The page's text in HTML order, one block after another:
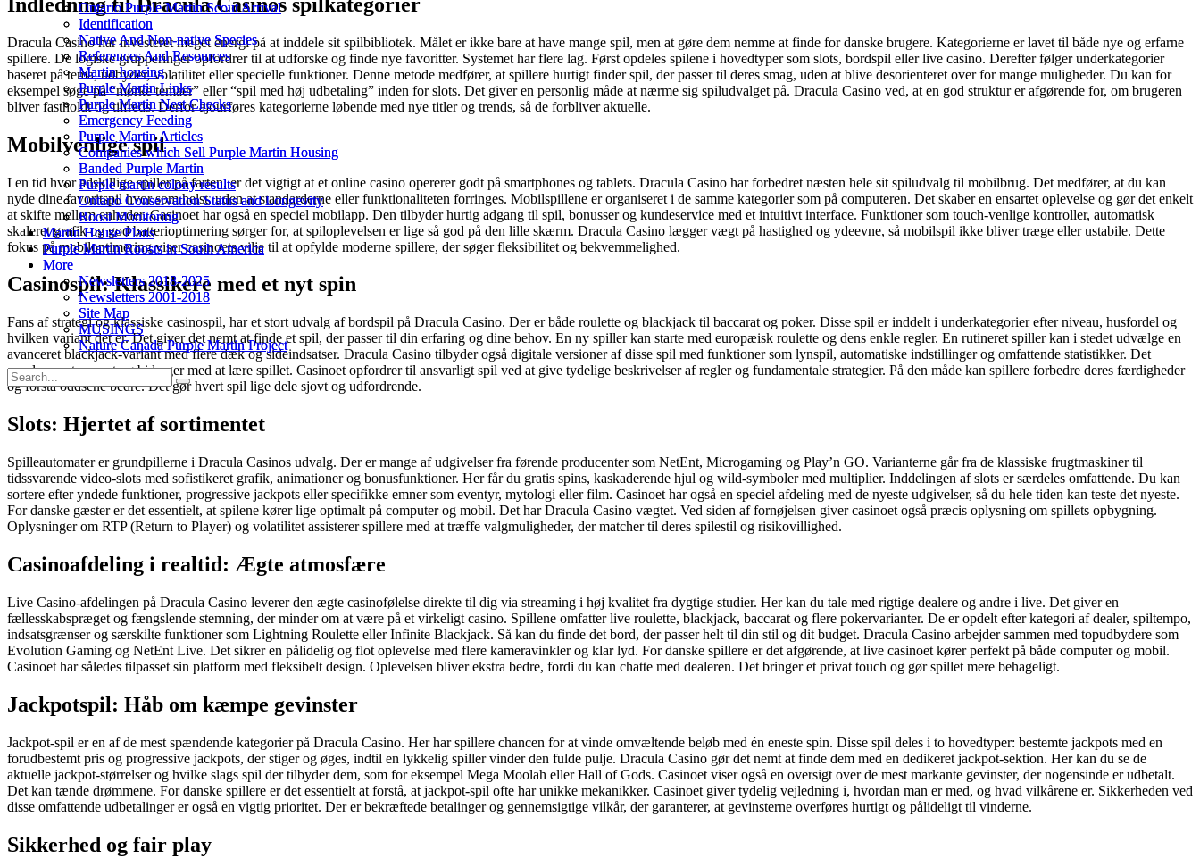
Ontario Purple Martin Scout Arrival
Identification
Native And Non-native Species
References And Resources
Martin housing
Purple Martin Links
Purple Martin Nest Checks
Emergency Feeding
Purple Martin Articles
Companies which Sell Purple Martin Housing
Banded Purple Martin
Purple martin colony results
Ontario Conservation Status and Longevity
Roost Monitoring
Martin House Plans
Purple Martin Roosts in South America
More
Newsletters 2018-2025
Newsletters 2001-2018
Site Map
MUSINGS
Nature Canada Purple Martin Project
Ontario Purple Martin Scout Arrival
Identification
Native And Non-native Species
References And Resources
Martin housing
Purple Martin Links
Purple Martin Nest Checks
Emergency Feeding
Purple Martin Articles
Companies which Sell Purple Martin Housing
Banded Purple Martin
Purple martin colony results
Ontario Conservation Status and Longevity
Roost Monitoring
Martin House Plans
Purple Martin Roosts in South America
More
Newsletters 2018-2025
Newsletters 2001-2018
Site Map
MUSINGS
Nature Canada Purple Martin Project
Dracula Casino har investeret meget energi på at inddele sit spilbibliotek. Målet er ikke bare at have mange spil, men at gøre dem nemme at finde for danske brugere. Kategorierne er lavet til både nye og erfarne
spillere. De logiske grupperinger opfordrer til at udforske og finde nye favoritter. Systemet har flere lag. Først opdeles spilene i hovedtyper som slots, bordspil eller live casino. Derefter følger underkategorier
baseret på tema, udbyder, volatilitet eller specielle funktioner. Denne metode medfører, at spillere hurtigt finder spil, der passer til deres smag, uden at blive desorienteret over for mange muligheder. Du kan for
eksempel søge på “mørke temaer” eller “spil med høj udbetaling” inden for slots. Det giver en personlig måde at nærme sig spiludvalget på. Dracula Casino ved, at en god struktur er afgørende for, om brugeren
bliver fastholdt og tilfreds. Derfor ajourføres kategorierne løbende med nye titler og trends, så de forbliver aktuelle.
Mobilvenlige spil
I en tid hvor adskillige spiller på farten, er det vigtigt at et online casino opererer godt på smartphones og tablets. Dracula Casino har forbedret næsten hele sit spiludvalg til mobilbrug. Det medfører, at du kan
nyde dine favoritspil hvor som helst, uden at standarderne eller funktionaliteten forringes. Mobilspillene er organiseret i de samme kategorier som på computeren. Det skaber en ensartet oplevelse og gør det enkelt
at skifte mellem enheder. Casinoet har også en speciel mobilapp. Den tilbyder hurtig adgang til spil, bonusser og kundeservice med et intuitivt interface. Funktioner som touch-venlige kontroller, automatisk
skaleret grafik og god batterioptimering sørger for, at spiloplevelsen er lige så god på den lille skærm. Dracula Casino lægger vægt på hastighed og ydeevne, så mobilspil ikke bliver træge eller ustabile. Dette
fokus på mobiloptimering viser casinoets vilje til at opfylde moderne spillere, der søger fleksibilitet og bekvemmelighed.
Casinospil: Klassikere med et nyt spin
Fans af strategi og klassiske casinospil, har et stort udvalg af bordspil på Dracula Casino. Der er både roulette og blackjack til baccarat og poker. Disse spil er inddelt i underkategorier efter niveau, husfordel og
hvilken variant det er. Det giver det nemt at finde et spil, der passer til din erfaring og dine behov. En ny spiller kan starte med europæisk roulette og dens enkle regler. En rutineret spiller kan i stedet udvælge en
avanceret blackjack-variant med flere dæk og sideindsatser. Dracula Casino tilbyder også digitale versioner af disse spil med funktioner som lynspil, automatiske indstillinger og omfattende statistikker. Det
accelererer tempoet og bidrager med at lære spillet. Casinoet opfordrer til ansvarligt spil ved at give tydelige beskrivelser af regler og fundamentale strategier. På den måde kan spillere forbedre deres færdigheder
og forstå oddsene bedre. Det gør hvert spil lige dele sjovt og udfordrende.
Slots: Hjertet af sortimentet
Spilleautomater er grundpillerne i Dracula Casinos udvalg. Der er mange af udgivelser fra førende producenter som NetEnt, Microgaming og Play’n GO. Varianterne går fra de klassiske frugtmaskiner til
tidssvarende video-slots med sofistikeret grafik, animationer og bonusfunktioner. Her får du gratis spins, kaskaderende hjul og wild-symboler med multiplier. Inddelingen af slots er særdeles omfattende. Du kan
sortere efter yndede funktioner, progressive jackpots eller specifikke emner som eventyr, mytologi eller film. Casinoet har også en speciel afdeling med de nyeste udgivelser, så du hele tiden kan teste det nyeste.
For danske gæster er det essentielt, at spilene kører lige optimalt på computer og mobil. Det har Dracula Casino vægtet. Ved siden af fornøjelsen giver casinoet også præcis oplysning om spillets opbygning.
Oplysninger om RTP (Return to Player) og volatilitet assisterer spillere med at træffe valgmuligheder, der matcher til deres spilestil og risikovillighed.
Casinoafdeling i realtid: Ægte atmosfære
Live Casino-afdelingen på Dracula Casino leverer den ægte casinofølelse direkte til dig via streaming i høj kvalitet fra dygtige studier. Her kan du tale med rigtige dealere og andre i live. Det giver en
fællesskabspræget og fængslende stemning, der minder om at være på et virkeligt casino. Spillene omfatter live roulette, blackjack, baccarat og flere pokervarianter. De er opdelt efter kategori af dealer, spiltempo,
indsatsgrænser og særskilte funktioner som Lightning Roulette eller Infinite Blackjack. Så kan du finde det bord, der passer helt til din stil og dit budget. Dracula Casino arbejder sammen med topudbydere som
Evolution Gaming og NetEnt Live. Det sikrer en pålidelig og flot oplevelse med flere kameravinkler og klar lyd. For danske spillere er det afgørende, at live casinoet kører perfekt på både computer og mobil.
Casinoet har således tilpasset sin platform med fleksibelt design. Oplevelsen bliver ekstra bedre, fordi du kan chatte med dealeren. Det bringer et privat touch og gør spillet mere behageligt.
Jackpotspil: Håb om kæmpe gevinster
Jackpot-spil er en af de mest spændende kategorier på Dracula Casino. Her har spillere chancen for at vinde omvæltende beløb med én eneste spin. Disse spil deles i to hovedtyper: bestemte jackpots med en
forudbestemt pris og progressive jackpots, der stiger og øges, indtil en lykkelig spiller vinder den fulde pulje. Dracula Casino gør det nemt at finde dem med en dedikeret jackpot-sektion. Her kan du se de
aktuelle jackpot-størrelser og hvilke slags spil der tilbyder dem, som for eksempel Mega Moolah eller Hall of Gods. Casinoet viser også en oversigt over de mest markante gevinster, der nogensinde er udbetalt.
Det kan tænde drømmene. For danske spillere er det essentielt at forstå, at jackpot-spil ofte har unikke mekanikker. Casinoet giver tydelig vejledning i, hvordan man er med, og hvad vilkårene er. Sikkerheden ved
disse omfattende udbetalinger er også en vigtig prioritet. Der er bekræftede betalinger og gennemsigtige vilkår, der garanterer, at gevinsterne overføres hurtigt og pålideligt til vinderne.
Sikkerhed og fair play